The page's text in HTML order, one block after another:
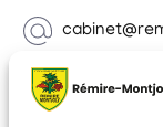
Newsletter